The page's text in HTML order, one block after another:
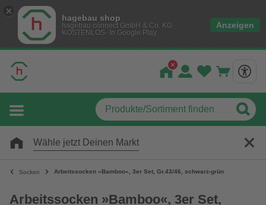
hagebau shop
hagebau connect GmbH & Co. KG
KOSTENLOS- In Google Play
Anzeigen
Wähle jetzt Deinen Markt
Socken Arbeitssocken »Bamboo«, 3er Set, Gr.43/46, schwarz-grün
Arbeitssocken »Bamboo«, 3er Set,